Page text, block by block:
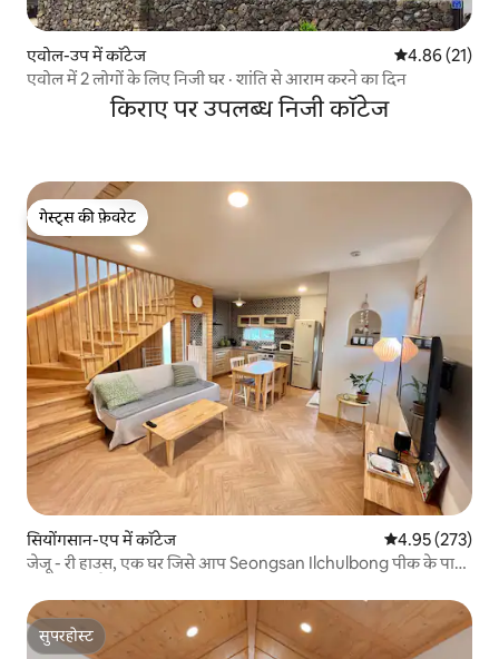
एवोल-उप में कॉटेज औसत रेटिंग 5 में
4.86 (21)
एवोल में 2 लोगों के लिए निजी घर · शांति से आराम करने का दिन
किराए पर उपलब्ध निजी कॉटेज
गेस्ट्स की फ़ेवरेट
गेस्ट्स की फ़ेवरेट
सियोंगसान-एप में कॉटेज औसत रेटिंग 5 में से
4.95 (273)
जेजू - री हाउस, एक घर जिसे आप Seongsan Ilchulbong पीक के पास
सुपरहोस्ट
सुपरहोस्ट